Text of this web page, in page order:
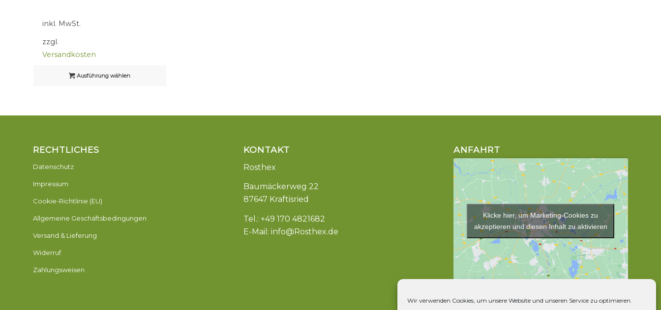
Wir verwenden Cookies, um unsere Website und unseren Service zu optimieren.
inkl. MwSt.
zzgl.
Versandkosten
Ausführung wählen
RECHTLICHES
Datenschutz
Impressum
Cookie-Richtlinie (EU)
Allgemeine Geschäftsbedingungen
Versand & Lieferung
Widerruf
Zahlungsweisen
KONTAKT
Rosthex
Baumäckerweg 22
87647 Kraftisried
Tel.: +49 170 4821682
E-Mail: info@Rosthex.de
ANFAHRT
Klicke hier, um Marketing-Cookies zu
akzeptieren und diesen Inhalt zu aktivieren